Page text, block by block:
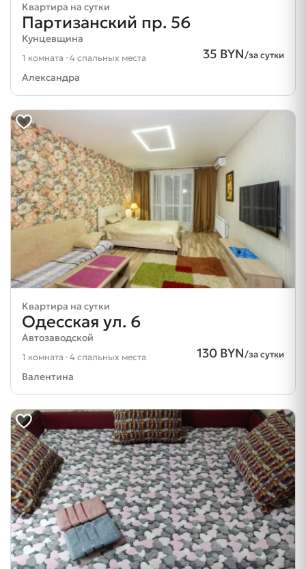
Квартира на сутки
Партизанский пр. 56
Кунцевщина
35 BYN/за сутки
1 комната · 4 спальных места
Александра
Квартира на сутки
Одесская ул. 6
Автозаводской
130 BYN/за сутки
1 комната · 4 спальных места
Валентина